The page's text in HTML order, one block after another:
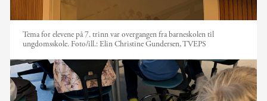
Tema for elevene på 7. trinn var overgangen fra barneskolen til
ungdomsskole. Foto/ill.:Elin Christine Gundersen, TVEPS